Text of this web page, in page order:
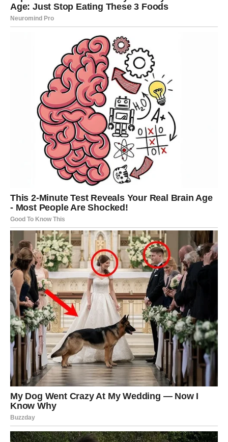
bi bila sigurna u sebe.
I dok ti pokušavaš da razumiješ šta se događa, on polako
počinje da ruši temelje tvog samopouzdanja.
Najopasnija stvar kod manipulatora jeste to što rijetko
koristi otvorenu agresiju. On mnogo češće koristi krivicu,
emocionalne igre, ćutanje, ignorisanje i stalno
prebacivanje odgovornosti na drugu osobu, zbog čega
žena vrlo često ni sama ne shvati koliko je duboko ušla u
odnos koji je uništava.
Počinješ se pitati da li si možda preosjetljiva.
Počinješ se izvinjavati za stvari za koje se nikada ranije
ne bi izvinjavala.
Počinješ preispitivati vlastite misli, osjećaje i odluke.
Počinješ tražiti grešku u sebi.
A upravo to je ono što manipulator želi.
On želi da zaboraviš koliko vrijediš.
Želi da zaboraviš koliko si jaka bila prije nego što si ga
upoznala.
Želi da zaboraviš da si nekada donosila odluke bez
straha, govorila ono što misliš i vjerovala u sebe.